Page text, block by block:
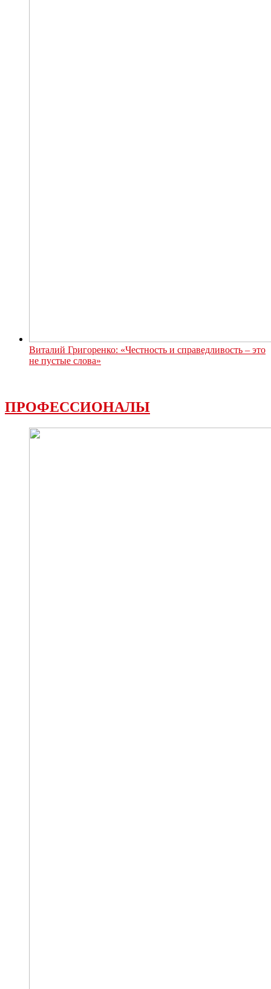
Виталий Григоренко: «Честность и справедливость – это
не пустые слова»
ПРОФЕССИОНАЛЫ